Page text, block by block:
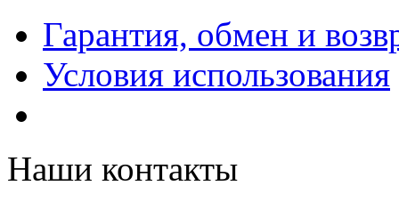
Гарантия, обмен и
Условия использования
Наши контакты